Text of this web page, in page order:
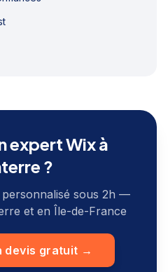
expert Wix à
?
sous 2h —
et en Île-de-France
devis gratuit →